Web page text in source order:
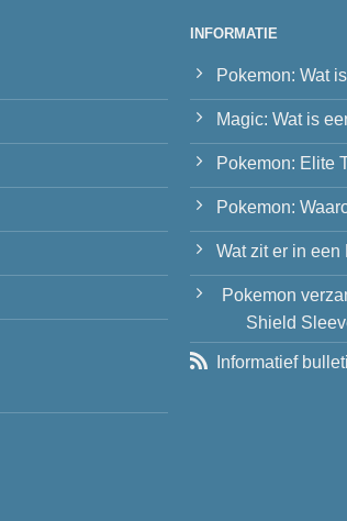
INFORMATIE
Pokemon: Wat
Magic: Wat is
Pokemon: Elite
Pokemon:
Wat zit er in
Pokemon
Shield
Informatief